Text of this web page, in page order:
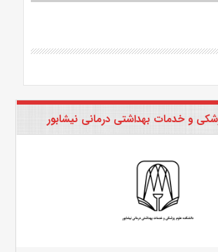
و خدمات بهداشتی درمانی نیشابور